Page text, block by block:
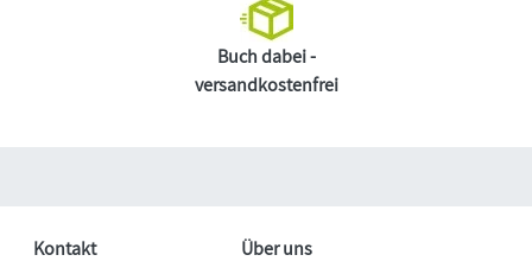
Buch dabei -
versandkostenfrei
Kontakt Über uns